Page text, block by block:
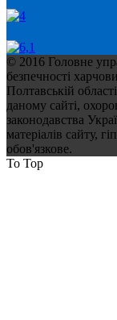
© 2016 Головне
безпечності
Полтавській
даному сайті,
законодавства
матеріалів сайту,
обов'язкове.
To Top